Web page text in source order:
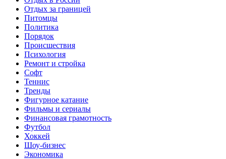
Отдых за границей
Питомцы
Политика
Порядок
Происшествия
Психология
Ремонт и стройка
Софт
Теннис
Тренды
Фигурное катание
Фильмы и сериалы
Финансовая грамотность
Футбол
Хоккей
Шоу-бизнес
Экономика